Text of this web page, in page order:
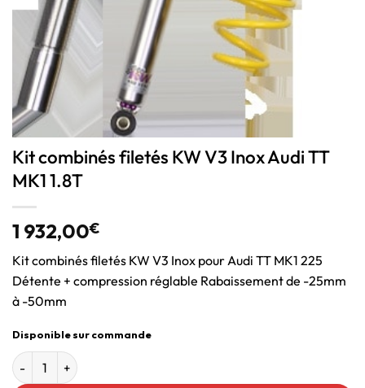
Kit combinés filetés KW V3 Inox Audi TT
MK1 1.8T
1 932,00€
Kit combinés filetés KW V3 Inox pour Audi TT MK1 225
Détente + compression réglable Rabaissement de -25mm
à -50mm
Disponible sur commande